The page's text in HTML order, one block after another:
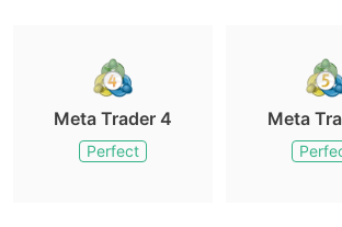
Meta Trader 4
Perfect
Meta